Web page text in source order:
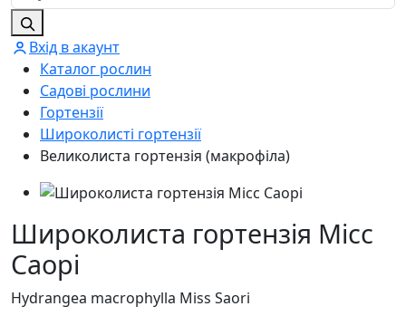
Вхід в акаунт
Каталог рослин
Садові рослини
Гортензії
Широколисті гортензії
Великолиста гортензія (макрофіла)
Широколиста гортензія Місс
Саорі
Hydrangea macrophylla Miss Saori